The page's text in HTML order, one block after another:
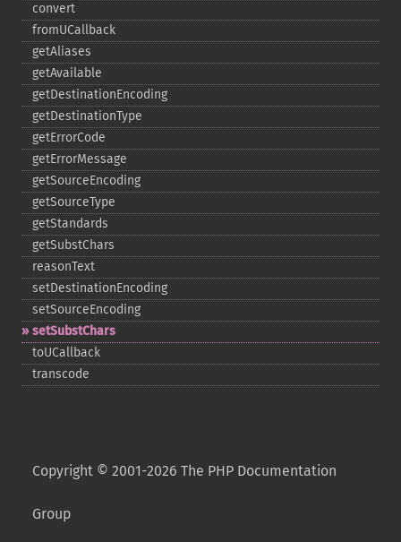
convert
fromUCallback
getAliases
getAvailable
getDestinationEncoding
getDestinationType
getErrorCode
getErrorMessage
getSourceEncoding
getSourceType
getStandards
getSubstChars
reasonText
setDestinationEncoding
setSourceEncoding
setSubstChars
toUCallback
transcode
Copyright © 2001-2026 The PHP Documentation
Group